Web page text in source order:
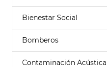
Bienestar Social
Bomberos
Contaminación Acústica